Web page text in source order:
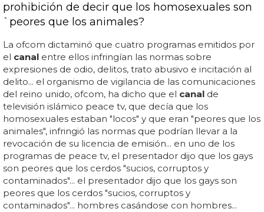
prohibición de decir que los homosexuales son
`peores que los animales?
La ofcom dictaminó que cuatro programas emitidos por
el canal entre ellos infringían las normas sobre
expresiones de odio, delitos, trato abusivo e incitación al
delito... el organismo de vigilancia de las comunicaciones
del reino unido, ofcom, ha dicho que el canal de
televisión islámico peace tv, que decía que los
homosexuales estaban "locos" y que eran "peores que los
animales", infringió las normas que podrían llevar a la
revocación de su licencia de emisión... en uno de los
programas de peace tv, el presentador dijo que los gays
son peores que los cerdos "sucios, corruptos y
contaminados"... el presentador dijo que los gays son
peores que los cerdos "sucios, corruptos y
contaminados"... hombres casándose con hombres...